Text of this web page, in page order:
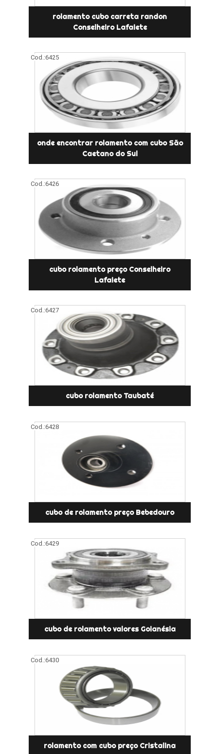
rolamento cubo carreta randon
Conselheiro Lafaiete
Cod.:6425
onde encontrar rolamento com cubo São
Caetano do Sul
Cod.:6426
cubo rolamento preço Conselheiro
Lafaiete
Cod.:6427
cubo rolamento Taubaté
Cod.:6428
cubo de rolamento preço Bebedouro
Cod.:6429
cubo de rolamento valores Goianésia
Cod.:6430
rolamento com cubo preço Cristalina